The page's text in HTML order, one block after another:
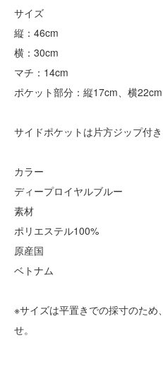
サイズ
縦：46cm
横：30cm
マチ：14cm
ポケット部分：縦17cm、横
サイドポケットは片方ジップ付き
カラー
ディープロイヤルブルー
素材
ポリエステル100%
原産国
ベトナム
※サイズは平置きでの採寸のため
せ。